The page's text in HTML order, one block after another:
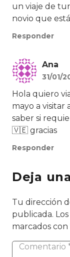
un viaje de
novio que
Responder
Ana
31/01/
Hola quiero
mayo a visitar
saber si
🇻🇪 gracias
Responder
Deja
Tu dirección
publicada.
marcados con